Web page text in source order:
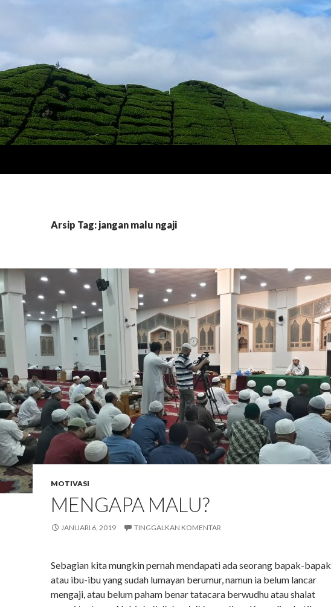
Arsip Tag: jangan malu ngaji
MOTIVASI
MENGAPA MALU?
JANUARI 6, 2019 TINGGALKAN KOMENTAR
Sebagian kita mungkin pernah mendapati ada seorang bapak-bapak
atau ibu-ibu yang sudah lumayan berumur, namun ia belum lancar
mengaji, atau belum paham benar tatacara berwudhu atau shalat